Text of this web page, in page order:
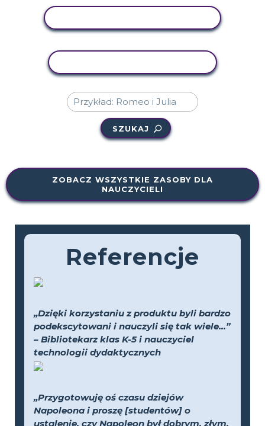
SZUKAJ
ZOBACZ WSZYSTKIE ZASOBY DLA
NAUCZYCIELI
Referencje
„Dzięki korzystaniu z produktu byli bardzo
podekscytowani i nauczyli się tak wiele...”
– Bibliotekarz klas K-5 i nauczyciel
technologii dydaktycznych
„Przygotowuję oś czasu dziejów
Napoleona i proszę [studentów] o
ustalenie, czy Napoleon był dobrym, złym,